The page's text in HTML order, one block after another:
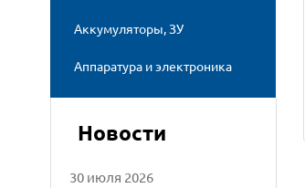
Аккумуляторы, ЗУ
Аппаратура и электроника
Новости
30 июля 2026